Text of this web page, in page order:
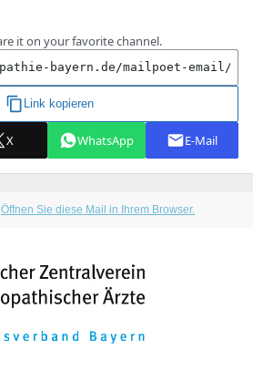
Öffnen Sie diese Mail in Ihrem Browser.